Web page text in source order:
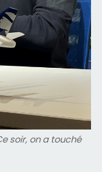
soir, on a touché